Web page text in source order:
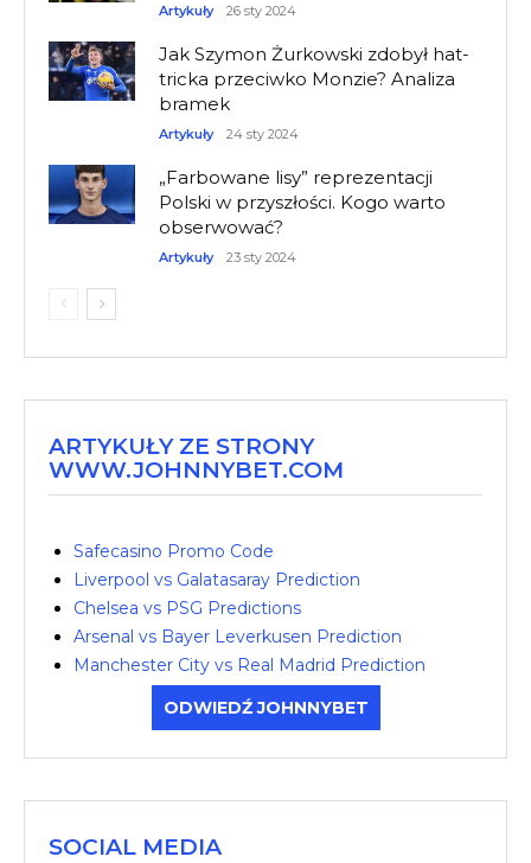
Artykuły 26 sty 2024
Jak Szymon Żurkowski zdobył hat-
tricka przeciwko Monzie? Analiza
bramek
Artykuły 24 sty 2024
„Farbowane lisy” reprezentacji
Polski w przyszłości. Kogo warto
obserwować?
Artykuły 23 sty 2024
ARTYKUŁY ZE STRONY
WWW.JOHNNYBET.COM
Safecasino Promo Code
Liverpool vs Galatasaray Prediction
Chelsea vs PSG Predictions
Arsenal vs Bayer Leverkusen Prediction
Manchester City vs Real Madrid Prediction
ODWIEDŹ JOHNNYBET
SOCIAL MEDIA